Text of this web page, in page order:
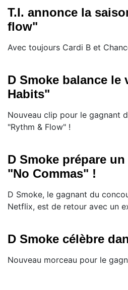
T.I. annonce la
flow"
Avec toujours Cardi B et
D Smoke balance le
Habits"
Nouveau clip pour le gagnant
"Rythm & Flow" !
D Smoke prépare
"No Commas" !
D Smoke, le gagnant du
Netflix, est de retour avec un
D Smoke célèbre
Nouveau morceau pour le